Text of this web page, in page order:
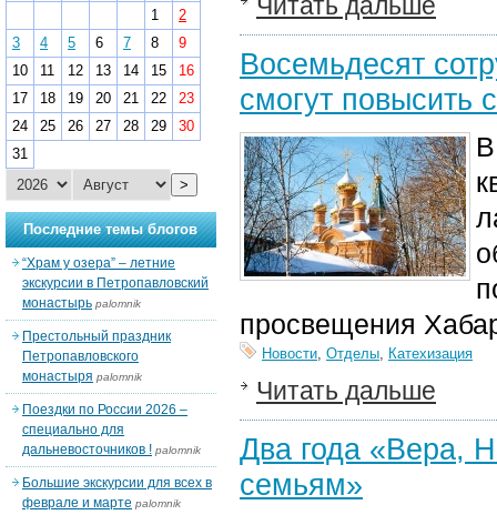
Восемьдесят
смогут повысить
просвещения
Новости, Отделы, Катехизация
Читать дальше
Два года «Вера,
семьям»
1
2
3
4 5 6 7 8
9
10
11 12 13 14 15
16
17
18 19 20 21 22
23
24
25 26 27 28 29
30
31
>
Последние темы блогов
“Храм у озера” – летние
экскурсии в Петропавловский
монастырь palomnik
Престольный праздник
Петропавловского
монастыря palomnik
Поездки по России 2026 –
специально для
дальневосточников ! palomnik
Большие экскурсии для всех в
феврале и марте palomnik